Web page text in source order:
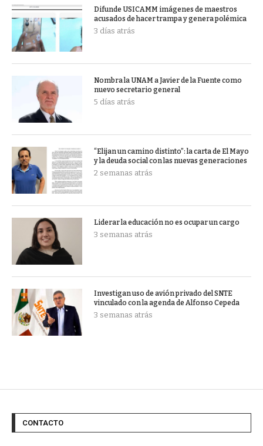
Difunde USICAMM imágenes de maestros
acusados de hacer trampa y genera polémica
3 días atrás
Nombra la UNAM a Javier de la Fuente como
nuevo secretario general
5 días atrás
“Elijan un camino distinto”: la carta de El Mayo
y la deuda social con las nuevas generaciones
2 semanas atrás
Liderar la educación no es ocupar un cargo
3 semanas atrás
Investigan uso de avión privado del SNTE
vinculado con la agenda de Alfonso Cepeda
3 semanas atrás
CONTACTO